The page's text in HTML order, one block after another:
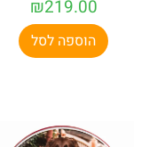
₪219.00
הוספה לסל